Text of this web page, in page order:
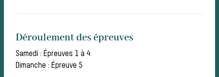
Déroulement des épreuves
Samedi : Épreuves 1 à 4
Dimanche : Épreuve 5